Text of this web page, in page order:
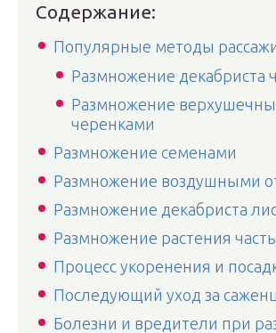
Содержание:
Популярные методы
Размножение декабриста
Размножение
черенками
Размножение семенами
Размножение воздушными
Размножение декабриста
Размножение растения
Процесс укоренения и
Последующий уход за
Болезни и вредители при